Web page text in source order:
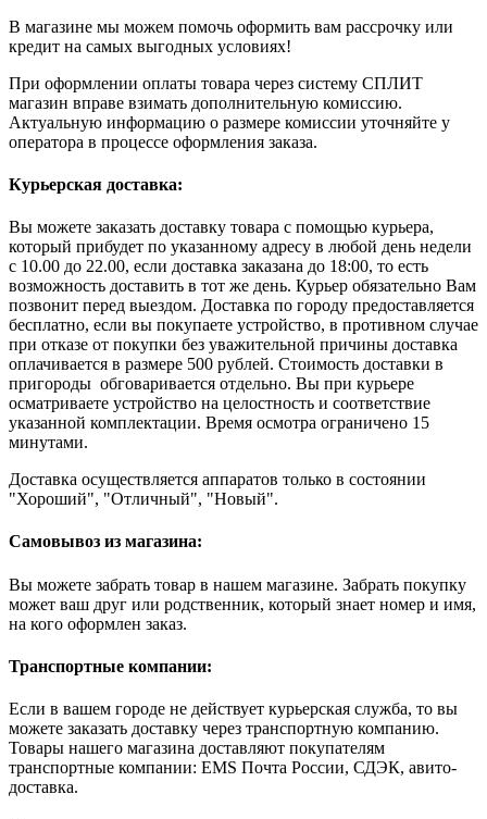
В магазине мы можем помочь оформить вам рассрочку или
кредит на самых выгодных условиях!
При оформлении оплаты товара через систему СПЛИТ
магазин вправе взимать дополнительную комиссию.
Актуальную информацию о размере комиссии уточняйте у
оператора в процессе оформления заказа.
Курьерская доставка:
Вы можете заказать доставку товара с помощью курьера,
который прибудет по указанному адресу в любой день недели
с 10.00 до 22.00, если доставка заказана до 18:00, то есть
возможность доставить в тот же день. Курьер обязательно Вам
позвонит перед выездом. Доставка по городу предоставляется
бесплатно, если вы покупаете устройство, в противном случае
при отказе от покупки без уважительной причины доставка
оплачивается в размере 500 рублей. Стоимость доставки в
пригороды обговаривается отдельно. Вы при курьере
осматриваете устройство на целостность и соответствие
указанной комплектации. Время осмотра ограничено 15
минутами.
Доставка осуществляется аппаратов только в состоянии
"Хороший", "Отличный", "Новый".
Самовывоз из магазина:
Вы можете забрать товар в нашем магазине. Забрать покупку
может ваш друг или родственник, который знает номер и имя,
на кого оформлен заказ.
Транспортные компании:
Если в вашем городе не действует курьерская служба, то вы
можете заказать доставку через транспортную компанию.
Товары нашего магазина доставляют покупателям
транспортные компании: EMS Почта России, СДЭК, авито-
доставка.